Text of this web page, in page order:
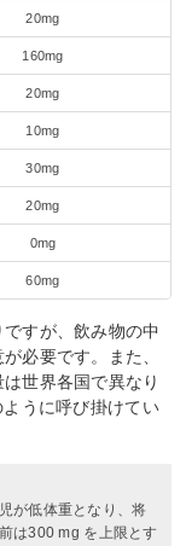
20mg
160mg
20mg
10mg
30mg
20mg
0mg
60mg
すが、飲み物の中
必要です。また、
世界各国で異なり
うに呼び掛けてい
が低体重となり、将
は300 mg を上限とす